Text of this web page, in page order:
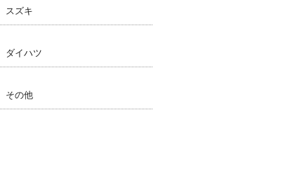
スズキ
ダイハツ
その他